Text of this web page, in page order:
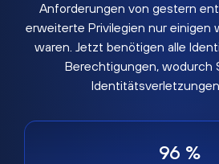
Anforderungen von gestern
erweiterte Privilegien nur einigen
waren. Jetzt benötigen alle
Berechtigungen, wodurch
96 %